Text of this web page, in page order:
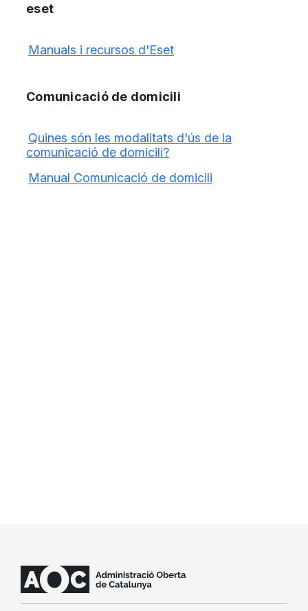
eset
Manuals i recursos d'Eset
Comunicació de domicili
Quines són les modalitats d'ús de la
comunicació de domicili?
Manual Comunicació de domicili